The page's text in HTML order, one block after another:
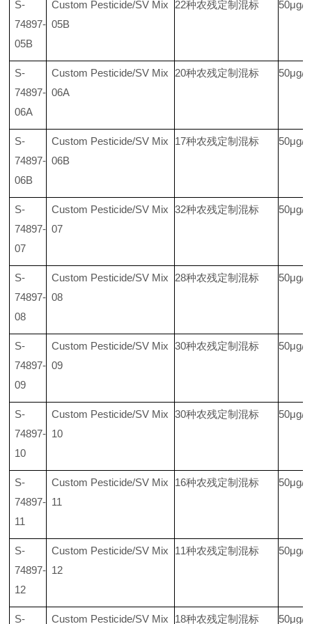
S-
74897-
05B
Custom Pesticide/SV Mix
05B
22种农残定制混标 50μg/
S-
74897-
06A
Custom Pesticide/SV Mix
06A
20种农残定制混标 50μg/
S-
74897-
06B
Custom Pesticide/SV Mix
06B
17种农残定制混标 50μg/
S-
74897-
07
Custom Pesticide/SV Mix
07
32种农残定制混标 50μg/
S-
74897-
08
Custom Pesticide/SV Mix
08
28种农残定制混标 50μg/
S-
74897-
09
Custom Pesticide/SV Mix
09
30种农残定制混标 50μg/
S-
74897-
10
Custom Pesticide/SV Mix
10
30种农残定制混标 50μg/
S-
74897-
11
Custom Pesticide/SV Mix
11
16种农残定制混标 50μg/
S-
74897-
12
Custom Pesticide/SV Mix
12
11种农残定制混标 50μg/
S- Custom Pesticide/SV Mix 18种农残定制混标 50μg/